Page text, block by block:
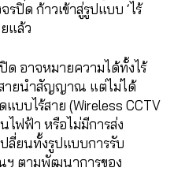
ปิด ก้าวเข้าสู่รูปแบบ ‘ไร้
แล้ว
ปิด อาจหมายความได้ทั้งไร้
ายนำสัญญาณ แต่ไม่ได้
บบไร้สาย (Wireless CCTV
ไฟฟ้า หรือไม่มีการส่ง
ยนทั้งรูปแบบการรับ
ตามพัฒนาการของ